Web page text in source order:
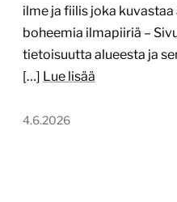
ilme ja fiilis joka
boheemia ilmapiiriä –
tietoisuutta alueesta ja
[…] Lue lisää
4.6.2026